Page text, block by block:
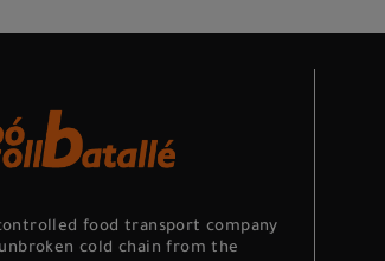
food transport company
cold chain from the